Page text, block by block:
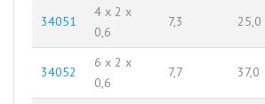
34051
4 x 2 x
0,6
7,3 25,0
34052
6 x 2 x
0,6
7,7 37,0